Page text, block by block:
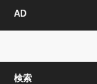
AD
検索